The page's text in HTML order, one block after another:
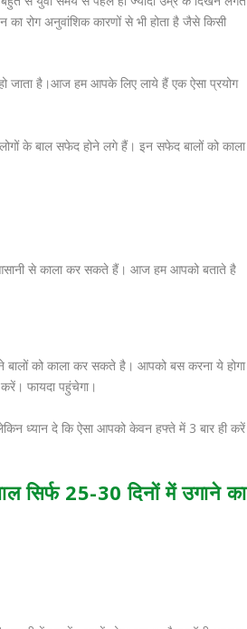
रोग अनुवांशिक कारणों से भी होता है जैसे किसी
जाता है।आज हम आपके लिए लाये हैं एक ऐसा प्रयोग
के बाल सफेद होने लगे हैं। इन सफेद बालों को काला
से काला कर सकते हैं। आज हम आपको बताते है
को काला कर सकते है। आपको बस करना ये होगा
फायदा पहुंचेगा।
ध्यान दे कि ऐसा आपको केवन हफ्ते में 3 बार ही करें
सिर्फ 25-30 दिनों में उगाने का